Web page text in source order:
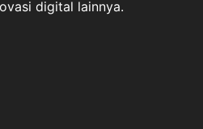
digital lainnya.